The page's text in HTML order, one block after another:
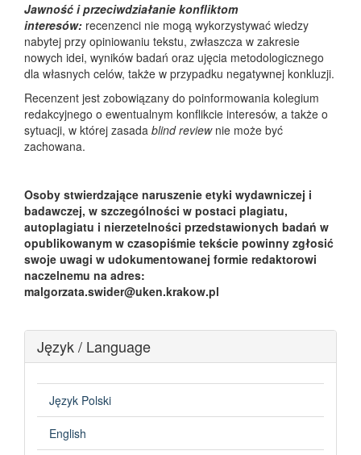
Jawność i przeciwdziałanie konfliktom
interesów: recenzenci nie mogą wykorzystywać wiedzy
nabytej przy opiniowaniu tekstu, zwłaszcza w zakresie
nowych idei, wyników badań oraz ujęcia metodologicznego
dla własnych celów, także w przypadku negatywnej konkluzji.
Recenzent jest zobowiązany do poinformowania kolegium
redakcyjnego o ewentualnym konflikcie interesów, a także o
sytuacji, w której zasada blind reviewnie może być
zachowana.
Osoby stwierdzające naruszenie etyki wydawniczej i
badawczej, w szczególności w postaci plagiatu,
autoplagiatu i nierzetelności przedstawionych badań w
opublikowanym w czasopiśmie tekście powinny zgłosić
swoje uwagi w udokumentowanej formie redaktorowi
naczelnemu na adres:
malgorzata.swider@uken.krakow.pl
Język / Language
Język Polski
English